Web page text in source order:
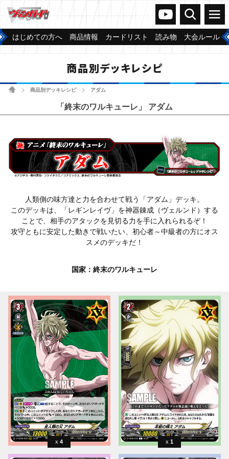
ヴァンガードch
検索 メニュー
はじめての方へ 商品情報 カードリスト 読み物 大会ルール
商品別デッキレシピ
ホーム商品別デッキレシピ アダム
「終末のワルキューレ」 アダム
人類側の味方達と力を合わせて戦う「アダム」デッキ。
このデッキは、「レギンレイヴ」を神器錬成（ヴェルンド）する
ことで、相手のアタックを見切る力を手に入れられるぞ！
攻守ともに安定した動きで戦いたい、初心者～中級者の方にオス
スメのデッキだ！
国家：終末のワルキューレ
4 1